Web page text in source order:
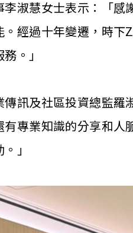
李淑慧女士表示：「
。經過十年變遷，時下
。」
傳訊及社區投資總監羅
有專業知識的分享和
」